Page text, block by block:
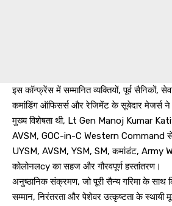
इस कॉन्फ्रेंस में सम्मानित व्यक्तियों, पूर्व सैनिकों,
कमांडिंग ऑफिसर्स और रेजिमेंट के सूबेदार मेजर्स
मुख्य विशेषता थी, Lt Gen Manoj Kumar
AVSM, GOC-in-C Western Command
UYSM, AVSM, YSM, SM, कमांडंट, Army
कोलोनलcy का सहज और गौरवपूर्ण हस्तांतरण।
अनुष्ठानिक संक्रमण, जो पूरी सैन्य गरिमा के साथ
सम्मान, निरंतरता और पेशेवर उत्कृष्टता के स्थायी